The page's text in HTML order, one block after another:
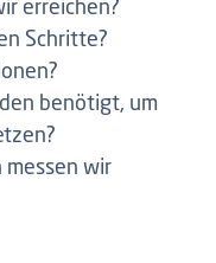
erreichen?
Schritte?
benötigt, um
messen wir